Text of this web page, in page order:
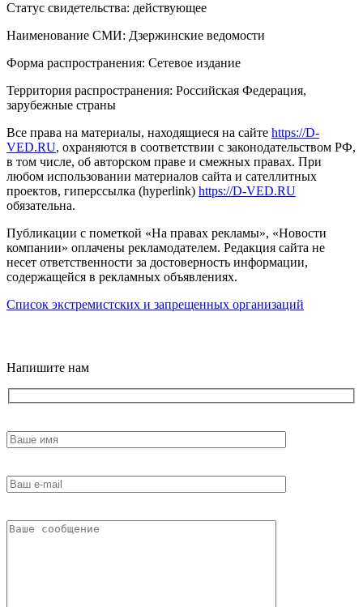
Статус свидетельства: действующее
Наименование СМИ: Дзержинские ведомости
Форма распространения: Сетевое издание
Территория распространения: Российская Федерация,
зарубежные страны
Все права на материалы, находящиеся на сайте https://D-
VED.RU, охраняются в соответствии с законодательством РФ,
в том числе, об авторском праве и смежных правах. При
любом использовании материалов сайта и сателлитных
проектов, гиперссылка (hyperlink) https://D-VED.RU
обязательна.
Публикации с пометкой «На правах рекламы», «Новости
компании» оплачены рекламодателем. Редакция сайта не
несет ответственности за достоверность информации,
содержащейся в рекламных объявлениях.
Список экстремистских и запрещенных организаций
Напишите нам